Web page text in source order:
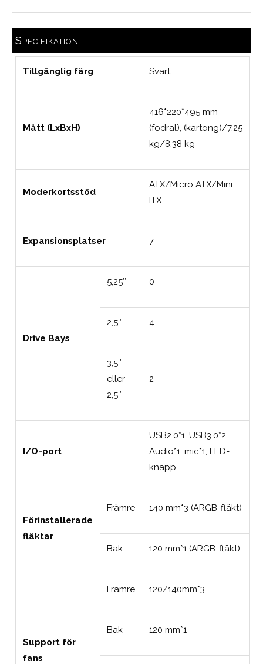
Specifikation
Tillgänglig färg Svart
Mått (LxBxH)
416*220*495 mm
(fodral), (kartong)/7,25
kg/8,38 kg
Moderkortsstöd
ATX/Micro ATX/Mini
ITX
Expansionsplatser 7
Drive Bays
5,25″ 0
2,5″ 4
3,5″
eller
2,5″
2
I/O-port
USB2.0*1, USB3.0*2,
Audio*1, mic*1, LED-
knapp
Förinstallerade
fläktar
Främre 140 mm*3 (ARGB-fläkt)
Bak 120 mm*1 (ARGB-fläkt)
Support för
fans
Främre 120/140mm*3
Bak 120 mm*1